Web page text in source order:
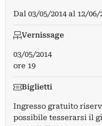
Dal 03/05/2014al 12/06/
Vernissage
03/05/2014
ore 19
Biglietti
Ingresso gratuito
possibile tesserarsi il